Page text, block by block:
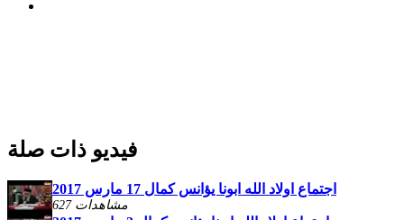
فيديو ذات صلة
اجتماع اولاد الله ابونا يؤانس كمال 17 مارس 2017
627 مشاهدات